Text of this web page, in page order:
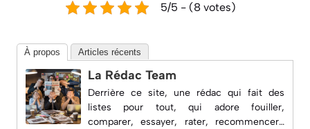
5/5 - (8 votes)
À propos Articles récents
La Rédac Team
Derrière ce site, une rédac qui fait des
listes pour tout, qui adore fouiller,
comparer, essayer, rater, recommencer…